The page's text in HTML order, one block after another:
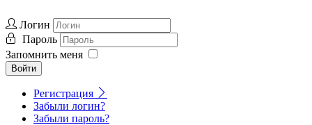
Логин
Пароль
Запомнить меня
Войти
Регистрация
Забыли логин?
Забыли пароль?